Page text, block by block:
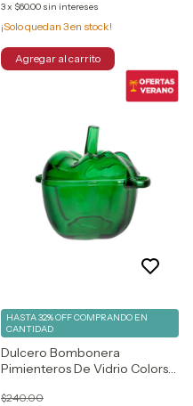
3x $60.00 sin intereses
¡Solo quedan 3en stock!
Dulcero Bombonera
Pimienteros De Vidrio Colors
$240.00
HASTA 32% OFFCOMPRANDO EN
CANTIDAD